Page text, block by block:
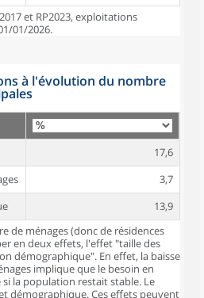
et RP2023, exploitations
01/2026.
à l'évolution du nombre
17,6
3,7
13,9
de ménages (donc de résidences
en deux effets, l'effet "taille des
démographique". En effet, la baisse
implique que le besoin en
la population restait stable. Le
démographique. Ces effets peuvent